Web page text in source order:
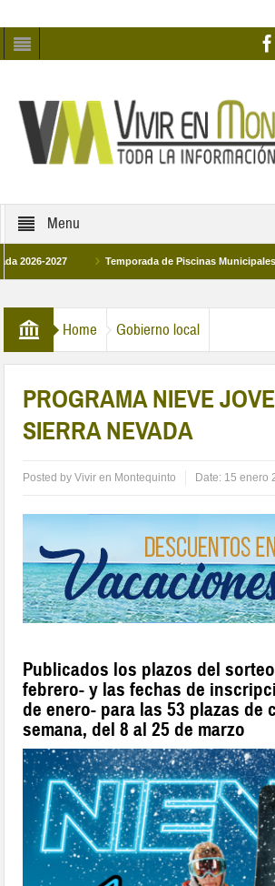
Menu
Temporada de Piscinas Municipales 2026
Home Gobierno local
PROGRAMA NIEVE
SIERRA NEVADA
Posted byVivir en Montequinto Date: 15 enero
Publicados los plazos del
febrero- y las fechas de
de enero- para las 53 plazas de
semana, del 8 al 25 de marzo